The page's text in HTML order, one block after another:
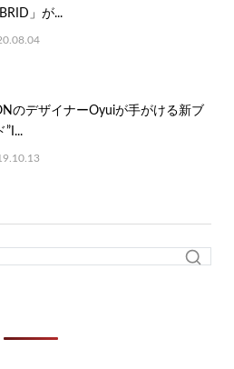
」が...
のデザイナーOyuiが手がける新ブ
”I...